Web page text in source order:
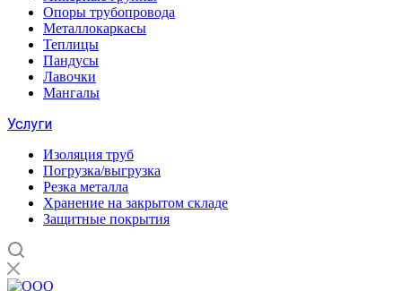
Опоры трубопровода
Металлокаркасы
Теплицы
Пандусы
Лавочки
Мангалы
Услуги
Изоляция труб
Погрузка/выгрузка
Резка металла
Хранение на закрытом складе
Защитные покрытия